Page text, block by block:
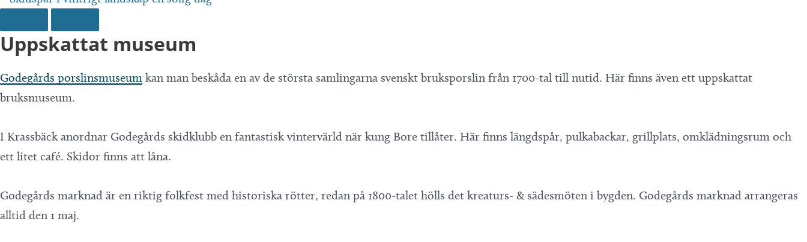
Uppskattat museum
Godegårds porslinsmuseum kan man beskåda en av de största samlingarna svenskt bruksporslin från 1700-tal till nutid. Här finns även ett uppskattat
bruksmuseum.
I Krassbäck anordnar Godegårds skidklubb en fantastisk vintervärld när kung Bore tillåter. Här finns längdspår, pulkabackar, grillplats, omklädningsrum och
ett litet café. Skidor finns att låna.
Godegårds marknad är en riktig folkfest med historiska rötter, redan på 1800-talet hölls det kreaturs- & sädesmöten i bygden. Godegårds marknad arrangeras
alltid den 1 maj.